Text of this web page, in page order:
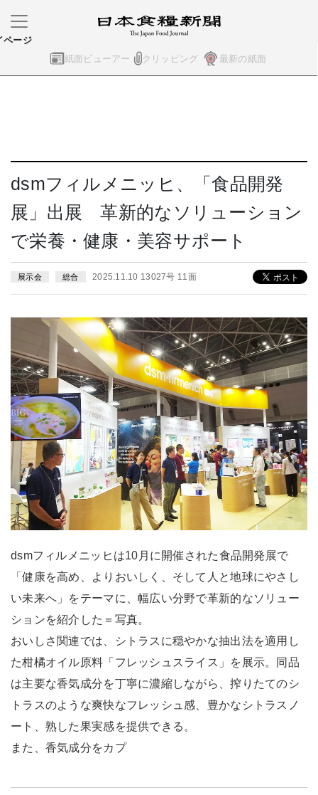
紙面ビューアー クリッピング 最新の紙面
ページ
dsmフィルメニッヒ、「食品開発
展」出展 革新的なソリューション
で栄養・健康・美容サポート
展示会 総合 2025.11.10 13027号 11面
dsmフィルメニッヒは10月に開催された食品開発展で
「健康を高め、よりおいしく、そして人と地球にやさし
い未来へ」をテーマに、幅広い分野で革新的なソリュー
ションを紹介した＝写真。
おいしさ関連では、シトラスに穏やかな抽出法を適用し
た柑橘オイル原料「フレッシュスライス」を展示。同品
は主要な香気成分を丁寧に濃縮しながら、搾りたてのシ
トラスのような爽快なフレッシュ感、豊かなシトラスノ
ート、熟した果実感を提供できる。
また、香気成分をカプ